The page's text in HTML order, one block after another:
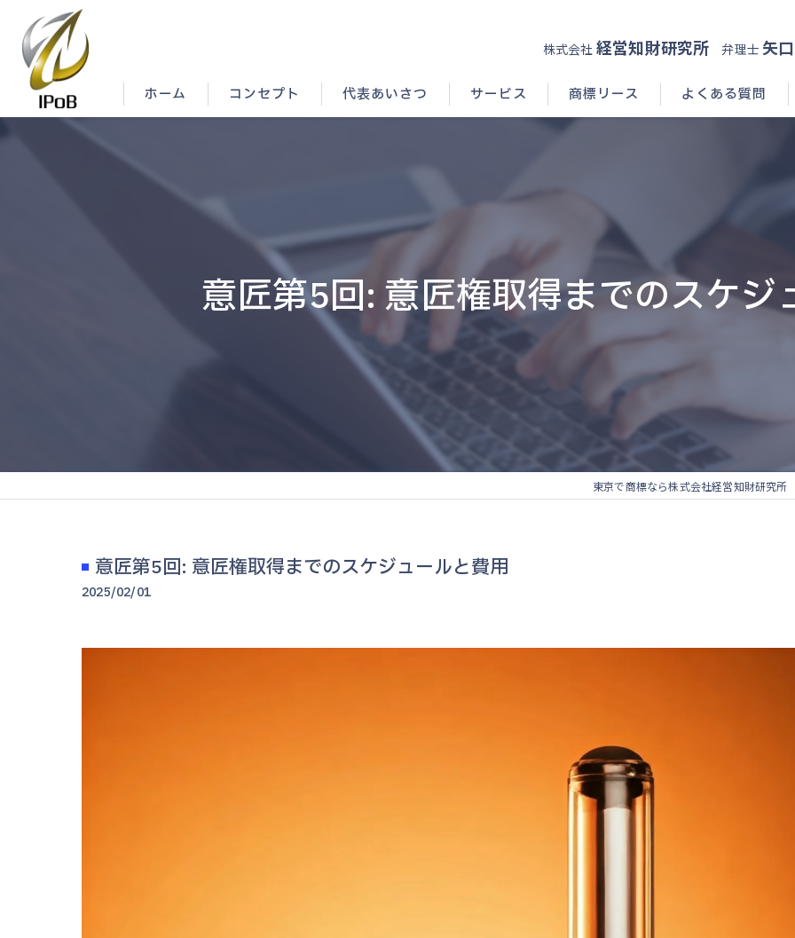
株式会社 経営知財研究所 弁理士 矢
ホーム コンセプト 代表あいさつ サービス 商標リース よくある質問
意匠第5回: 意匠権取得までのスケジ
東京で商標なら株式会社経営知財研究所
意匠第5回: 意匠権取得までのスケジュールと費用
2025/02/01